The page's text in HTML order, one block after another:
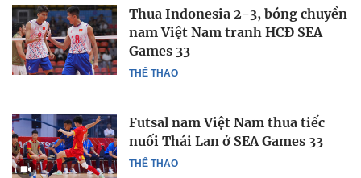
THỂ THAO
Thua Indonesia 2-3, bóng chuyền
nam Việt Nam tranh HCĐ SEA
Games 33
THỂ THAO
Futsal nam Việt Nam thua tiếc
nuối Thái Lan ở SEA Games 33